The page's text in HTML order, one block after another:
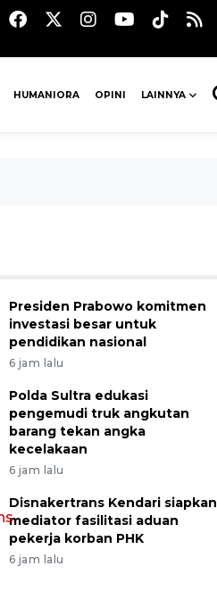
HUMANIORA OPINI LAINNYA
Presiden Prabowo komitmen
investasi besar untuk
pendidikan nasional
6 jam lalu
Polda Sultra edukasi
pengemudi truk angkutan
barang tekan angka
kecelakaan
6 jam lalu
Disnakertrans Kendari siapkan
mediator fasilitasi aduan
pekerja korban PHK
6 jam lalu